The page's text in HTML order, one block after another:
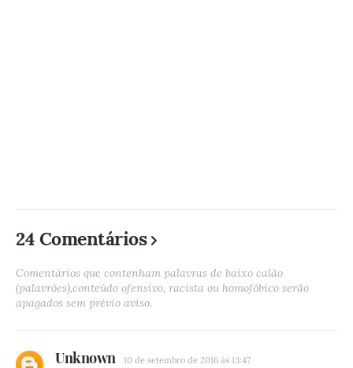
24 Comentários
Comentários que contenham palavras de baixo calão
(palavrões),conteúdo ofensivo, racista ou homofóbico serão
apagados sem prévio aviso.
Unknown 10 de setembro de 2016 às 13:47